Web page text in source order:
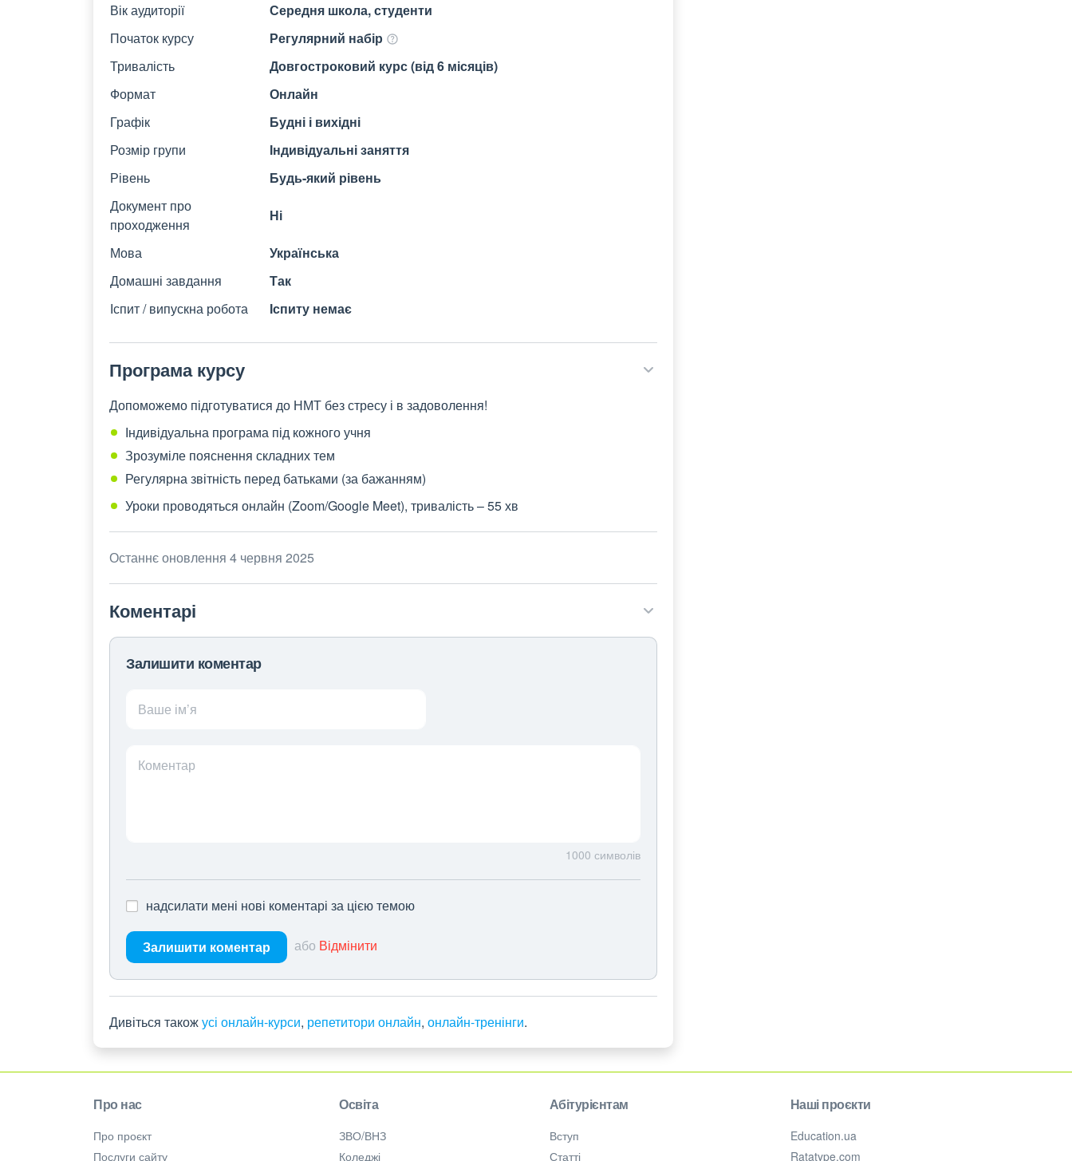
Вік аудиторії
Середня школа, студенти
Початок курсу
Регулярний набір
Тривалість
Довгостроковий курс (від 6 місяців)
Формат
Онлайн
Графік
Будні і вихідні
Розмір групи
Індивідуальні заняття
Рівень
Будь-який рівень
Документ про
проходження
Ні
Мова
Українська
Домашні завдання
Так
Іспит / випускна робота
Іспиту немає
Програма курсу
Допоможемо підготуватися до НМТ без стресу і в задоволення!
Індивідуальна програма під кожного учня
Зрозуміле пояснення складних тем
Регулярна звітність перед батьками (за бажанням)
Уроки проводяться онлайн (Zoom/Google Meet), тривалість – 55 хв
Останнє оновлення 4 червня 2025
Коментарі
Залишити коментар
Ваше ім’я
Коментар
1000 символів
надсилати мені нові коментарі за цією темою
Залишити коментар або Відмінити
Дивіться такожусі онлайн-курси, репетитори онлайн, онлайн-тренінги.
Про нас
Про проєкт
Послуги сайту
Освіта
ЗВО/ВНЗ
Коледжі
Абітурієнтам
Вступ
Статті
Наші проєкти
Education.ua
Ratatype.com